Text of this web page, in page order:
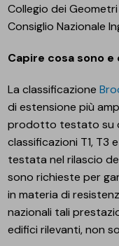
Collegio dei
Consiglio Nazionale
Capire cosa sono
La classificazione
di estensione più
prodotto testato su
classificazioni T1, T3
testata nel rilascio
sono richieste per
in materia di
nazionali tali
edifici rilevanti, non